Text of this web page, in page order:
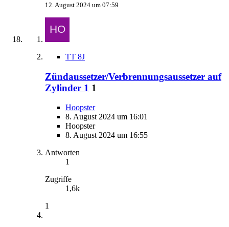
12. August 2024 um 07:59
TT 8J
Zündaussetzer/Verbrennungsaussetzer auf
Zylinder 1 1
Hoopster
8. August 2024 um 16:01
Hoopster
8. August 2024 um 16:55
Antworten
1
Zugriffe
1,6k
1